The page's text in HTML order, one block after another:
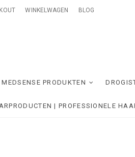
WINKELWAGEN BLOG
MEDSENSE PRODUKTEN
| PROFESSIONELE